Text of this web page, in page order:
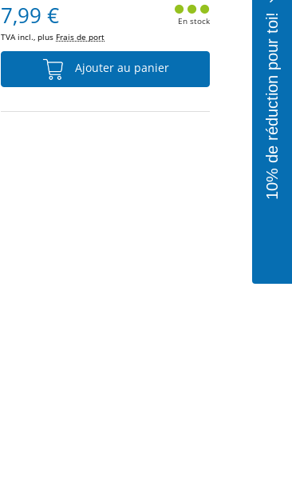
7,99 €
TVA incl., plus Frais de port
En stock
Ajouter au panier 10% de réduction pour toi!